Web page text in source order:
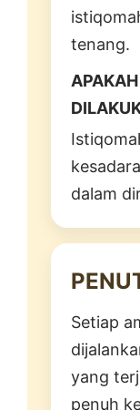
tenang.
dalam
Setiap
yang
penuh